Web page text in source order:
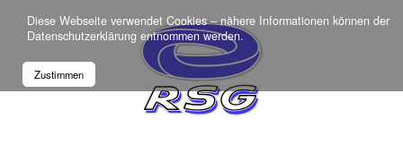
Diese Webseite verwendet Cookies – nähere Informationen können der
Datenschutzerklärung entnommen werden.
Zustimmen